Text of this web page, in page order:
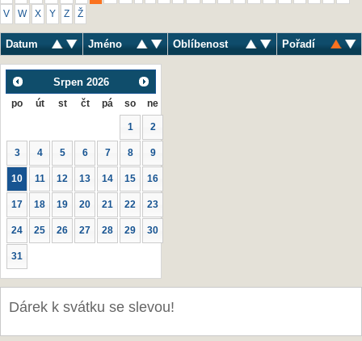
V W X Y Z Ž
Datum Jméno Oblíbenost Pořadí
Srpen 2026
po út st čt pá so ne
1 2
3 4 5 6 7 8 9
10 11 12 13 14 15 16
17 18 19 20 21 22 23
24 25 26 27 28 29 30
31
Dárek k svátku se slevou!